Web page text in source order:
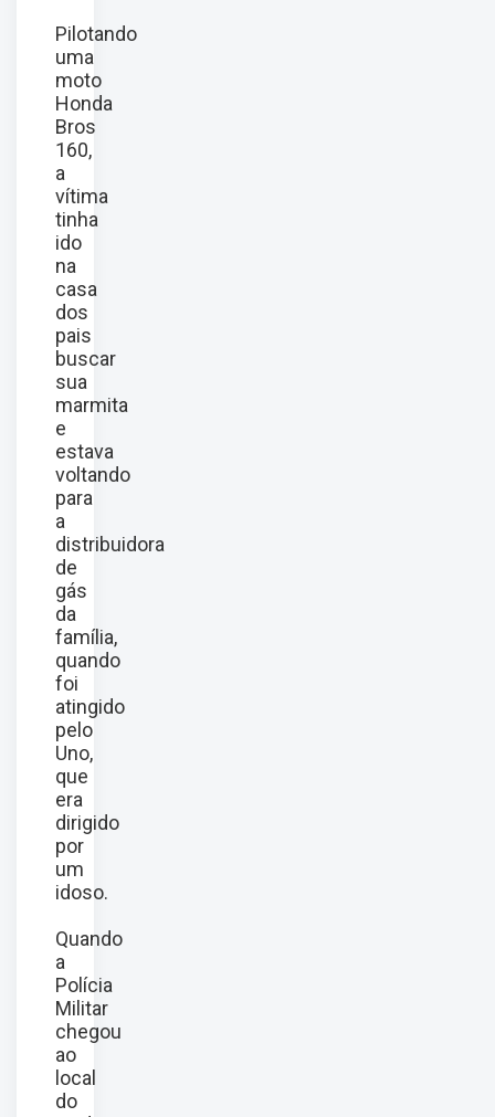
Pilotando
uma
moto
Honda
Bros
160,
a
vítima
tinha
ido
na
casa
dos
pais
buscar
sua
marmita
e
estava
voltando
para
a
distribuidora
de
gás
da
família,
quando
foi
atingido
pelo
Uno,
que
era
dirigido
por
um
idoso.
Quando
a
Polícia
Militar
chegou
ao
local
do